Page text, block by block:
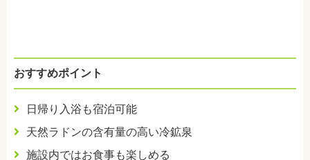
おすすめポイント
日帰り入浴も宿泊可能
天然ラドンの含有量の高い冷鉱泉
施設内ではお食事も楽しめる